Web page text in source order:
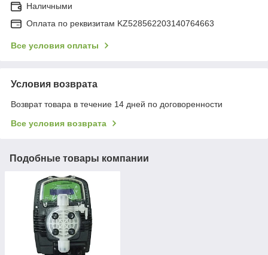
Наличными
Оплата по реквизитам KZ528562203140764663
Все условия оплаты
Условия возврата
Возврат товара в течение 14 дней по договоренности
Все условия возврата
Подобные товары компании